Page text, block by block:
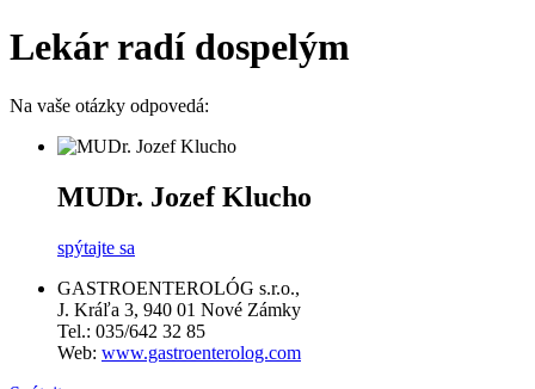
Lekár radí dospelým
Na vaše otázky odpovedá:
MUDr. Jozef Klucho
spýtajte sa
GASTROENTEROLÓG s.r.o.,
J. Kráľa 3, 940 01 Nové Zámky
Tel.: 035/642 32 85
Web: www.gastroenterolog.com